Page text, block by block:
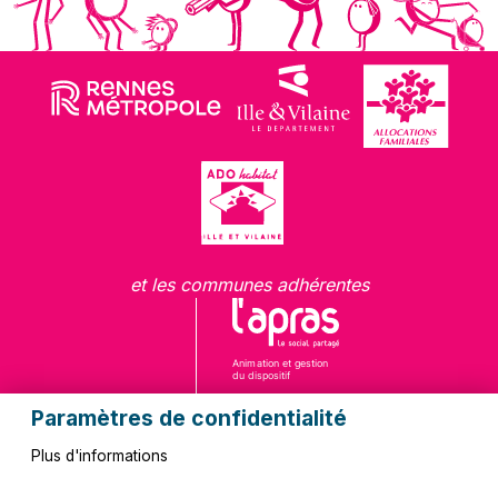
Paramètres de confidentialité
Plus d'informations
et les communes adhérentes